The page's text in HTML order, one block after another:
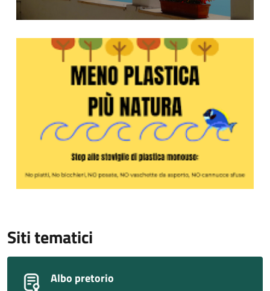
Meno plastica più natura - Clicca per saperne di più
Siti tematici
Albo pretorio